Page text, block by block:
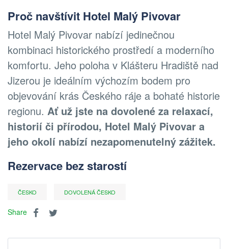
Proč navštívit Hotel Malý Pivovar
Hotel Malý Pivovar nabízí jedinečnou
kombinaci historického prostředí a moderního
komfortu. Jeho poloha v Klášteru Hradiště nad
Jizerou je ideálním výchozím bodem pro
objevování krás Českého ráje a bohaté historie
regionu. Ať už jste na dovolené za relaxací,
historií či přírodou, Hotel Malý Pivovar a
jeho okolí nabízí nezapomenutelný zážitek.
Rezervace bez starostí
ČESKO DOVOLENÁ ČESKO
Share